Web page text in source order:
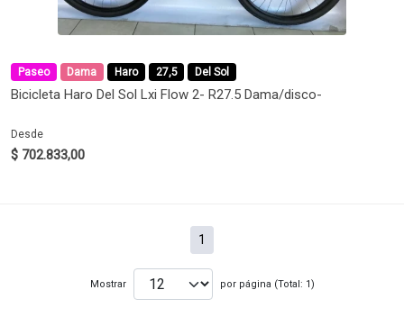
Paseo Dama Haro 27,5 Del Sol
Bicicleta Haro Del Sol Lxi Flow 2- R27.5 Dama/disco-
Desde
$ 702.833,00
1
Mostrar por página (Total: 1)